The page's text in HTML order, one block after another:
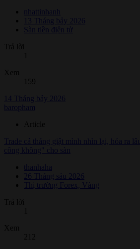
nhattinhanh
13 Tháng bảy 2026
Sàn tiền điện tử
Trả lời
Xem
159
14 Tháng bảy 2026
baropham
Article
Trade cả tháng giật mình nhìn lại, hóa ra
công không" cho sàn
thanhaha
26 Tháng sáu 2026
Thị trường Forex, Vàng
Trả lời
Xem